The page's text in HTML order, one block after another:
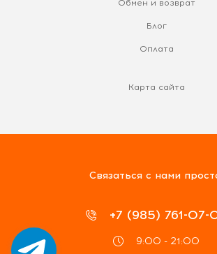
Обмен и возврат
Блог
Оплата
Карта сайта
Связаться с нами
+7 (985) 761-07-
9:00 - 21:00